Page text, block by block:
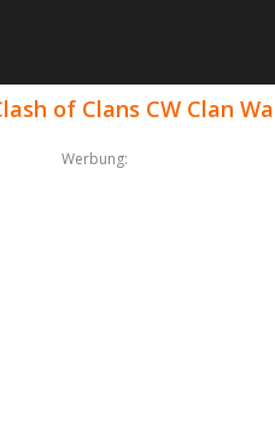
of Clans CW Clan
Werbung: